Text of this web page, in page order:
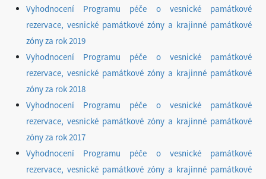
Vyhodnocení Programu péče o vesnické památkové
rezervace, vesnické památkové zóny a krajinné památkové
zóny za rok 2019
Vyhodnocení Programu péče o vesnické památkové
rezervace, vesnické památkové zóny a krajinné památkové
zóny za rok 2018
Vyhodnocení Programu péče o vesnické památkové
rezervace, vesnické památkové zóny a krajinné památkové
zóny za rok 2017
Vyhodnocení Programu péče o vesnické památkové
rezervace, vesnické památkové zóny a krajinné památkové